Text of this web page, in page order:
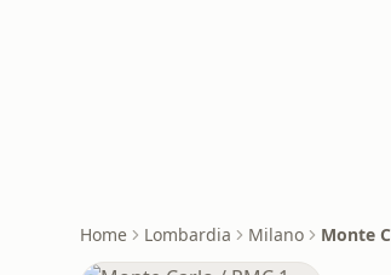
Home Lombardia Milano Monte